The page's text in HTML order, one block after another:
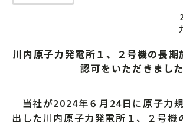
川内原子力発電所１、２号機の長期
認可をいただきました
当社が2024年６月24日に原子力
出した川内原子力発電所１、２号機